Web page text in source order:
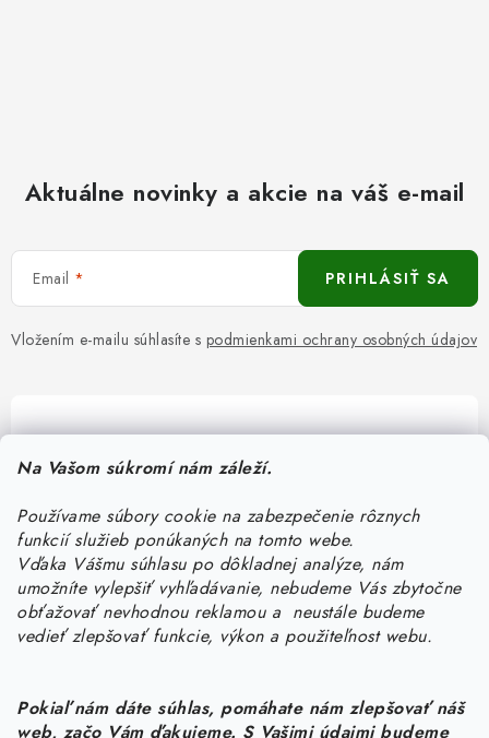
Na Vašom súkromí nám záleží.
Používame súbory cookie na zabezpečenie rôznych
funkcií služieb ponúkaných na tomto webe.
Vďaka Vášmu súhlasu po dôkladnej analýze, nám
umožníte vylepšiť vyhľadávanie, nebudeme Vás zbytočne
obťažovať nevhodnou reklamou a neustále budeme
vedieť zlepšovať funkcie, výkon a použiteľnost webu.
Pokiaľ nám dáte súhlas, pomáhate nám zlepšovať náš
web, začo Vám ďakujeme. S Vašimi údajmi budeme
Aktuálne novinky a akcie na váš e-mail
Email
Vložením e-mailu súhlasíte s podmienkami ochrany osobných údajov
PRIHLÁSIŤ SA
Pomôžeme vám s výberom
Potrebujete s niečím poradiť? Sme tu pre vás!
objednavky@kurin.sk
0950456469